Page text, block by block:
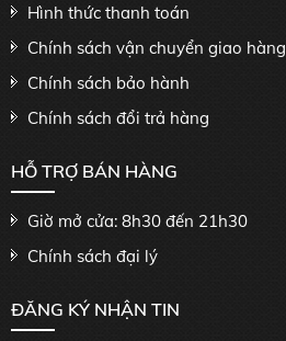
Hình thức thanh toán
Chính sách vận chuyển giao hàng
Chính sách bảo hành
Chính sách đổi trả hàng
HỖ TRỢ BÁN HÀNG
Giờ mở cửa: 8h30 đến 21h30
Chính sách đại lý
ĐĂNG KÝ NHẬN TIN